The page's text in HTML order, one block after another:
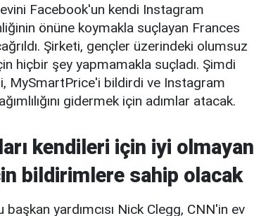
Facebook'un kendi Instagram
önüne koymakla suçlayan Frances
Şirketi, gençler üzerindeki olumsuz
hiçbir şey yapmamakla suçladı. Şimdi
MySmartPrice'i bildirdi ve Instagram
gidermek için adımlar atacak.
kendileri için iyi olmayan
bildirimlere sahip olacak
yardımcısı Nick Clegg, CNN'in ev